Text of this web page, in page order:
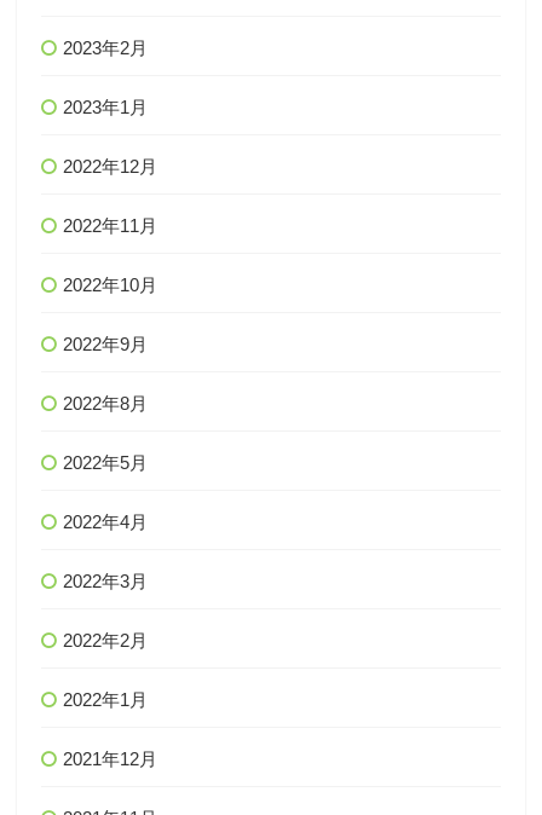
2023年2月
2023年1月
2022年12月
2022年11月
2022年10月
2022年9月
2022年8月
2022年5月
2022年4月
2022年3月
2022年2月
2022年1月
2021年12月